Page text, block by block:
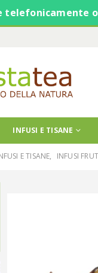
telefonicamente
INFUSI E TISANE
E TISANE, INFUSI